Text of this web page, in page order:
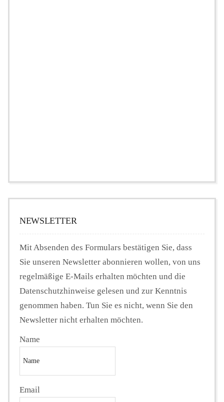
NEWSLETTER
Mit Absenden des Formulars bestätigen Sie, dass
Sie unseren Newsletter abonnieren wollen, von uns
regelmäßige E-Mails erhalten möchten und die
Datenschutzhinweise gelesen und zur Kenntnis
genommen haben. Tun Sie es nicht, wenn Sie den
Newsletter nicht erhalten möchten.
Name
Email